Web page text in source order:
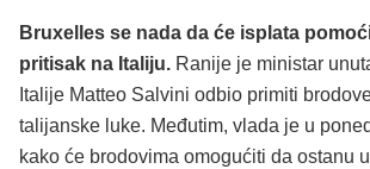
Bruxelles se nada da će isplata
pritisak na Italiju. Ranije je ministar
Italije Matteo Salvini odbio primiti
talijanske luke. Međutim, vlada je u
kako će brodovima omogućiti da ostanu